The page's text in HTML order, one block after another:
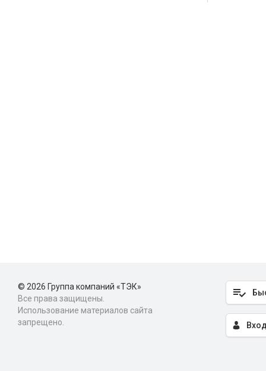
© 2026 Группа компаний «ТЭК»
Все права защищены.
Использование материалов сайта
запрещено.